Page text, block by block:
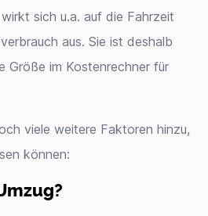
sich u.a. auf die Fahrzeit
aus. Sie ist deshalb
Größe im Kostenrechner für
viele weitere Faktoren hinzu,
können: